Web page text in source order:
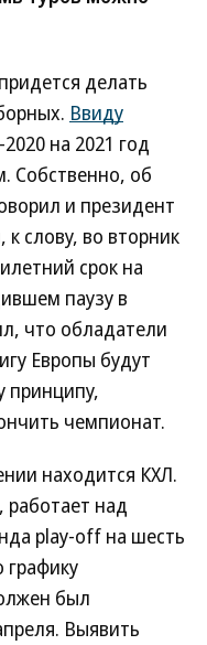
делать
Ввиду
на 2021 год
Собственно, об
и президент
слову, во вторник
срок на
паузу в
что обладатели
Европы будут
принципу,
чемпионат.
находится КХЛ.
работает над
play-off на шесть
графику
был
Выявить